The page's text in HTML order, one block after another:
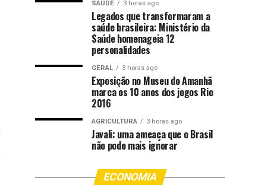
SAÚDE 3 horas ago
Legados que transformaram a
saúde brasileira: Ministério da
Saúde homenageia 12
personalidades
GERAL 3 horas ago
Exposição no Museu do Amanhã
marca os 10 anos dos jogos Rio
2016
AGRICULTURA 3 horas ago
Javali: uma ameaça que o Brasil
não pode mais ignorar
ECONOMIA